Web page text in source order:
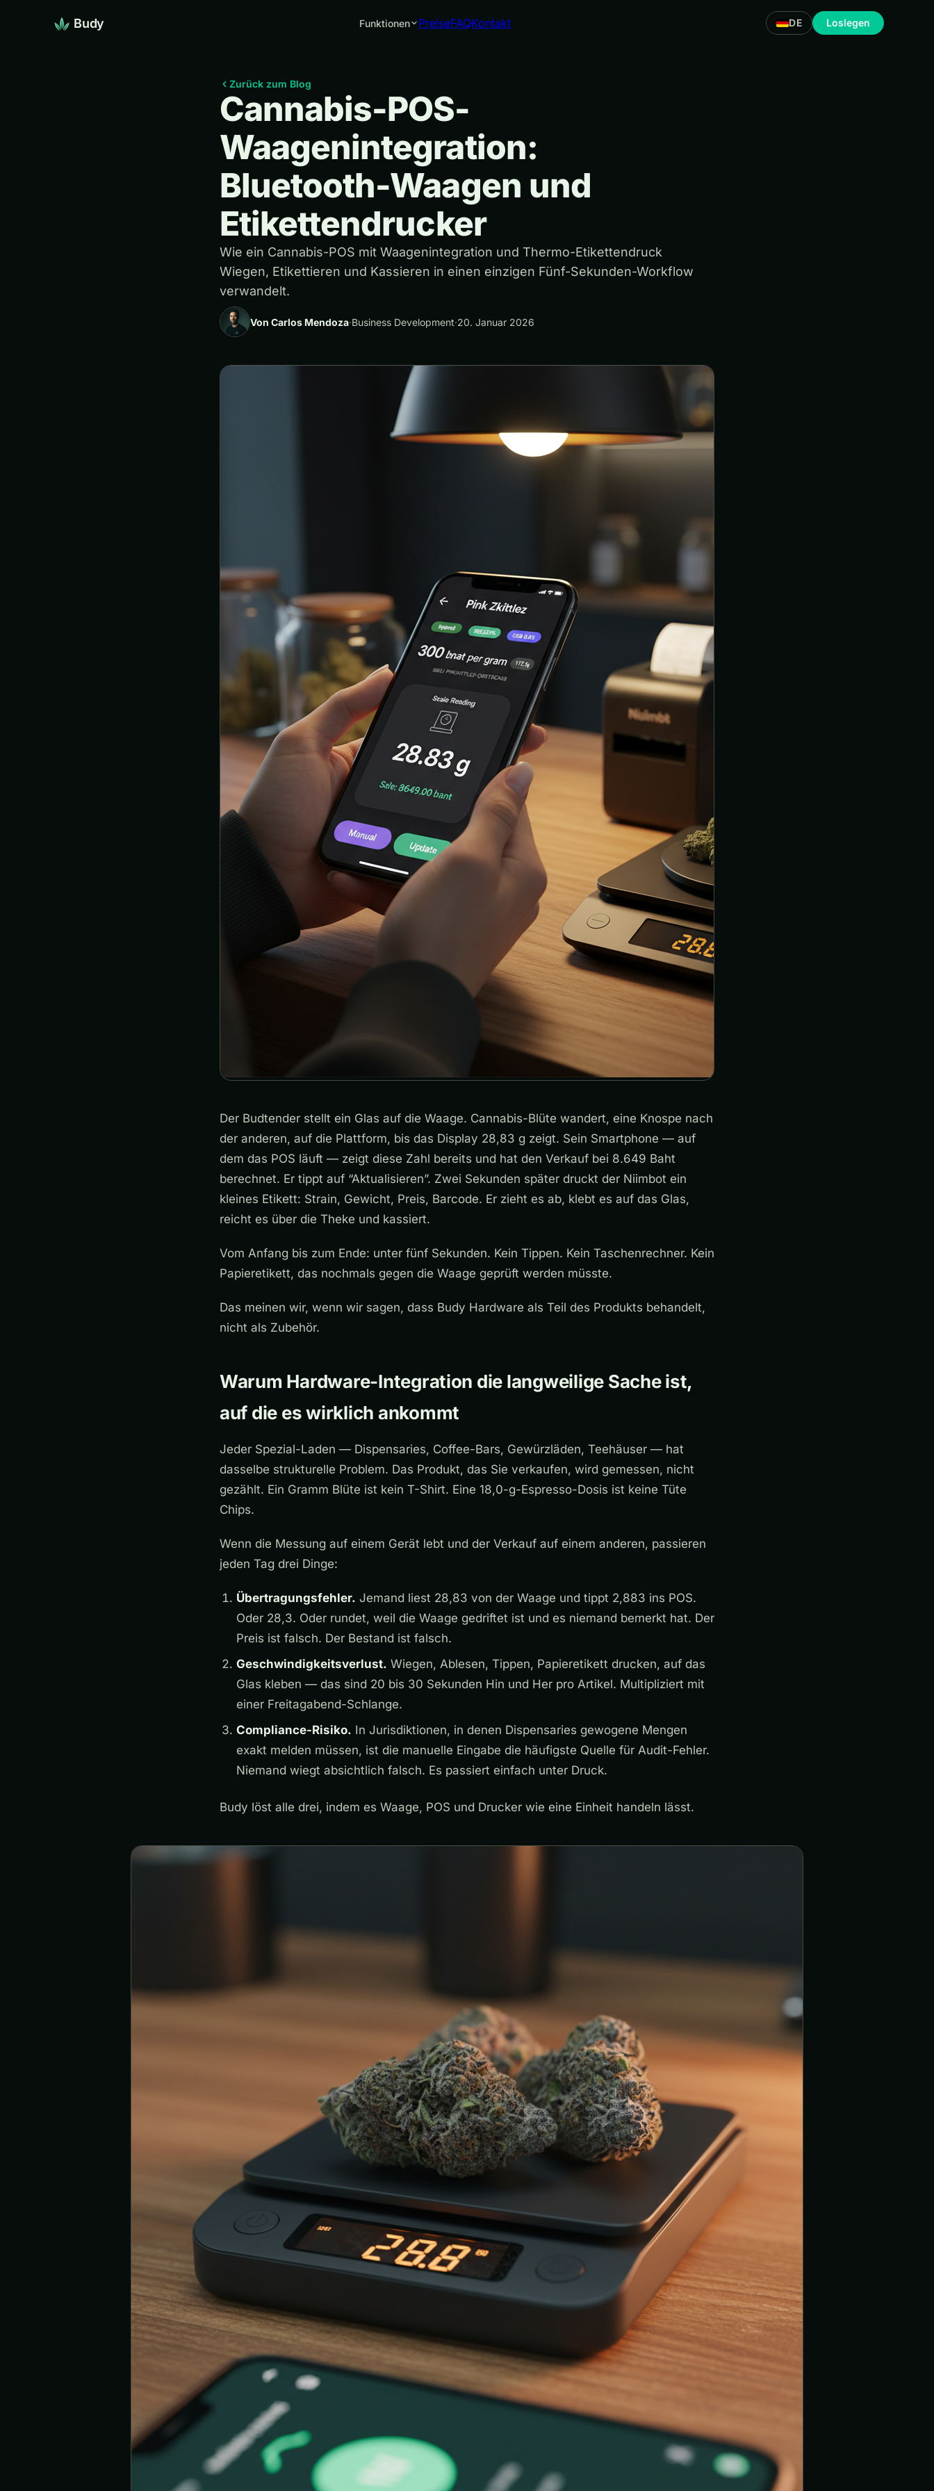
Zurück zum Blog
Cannabis-POS-
Waagenintegration:
Bluetooth-Waagen und
Etikettendrucker
Wie ein Cannabis-POS mit Waagenintegration und Thermo-Etikettendruck
Wiegen, Etikettieren und Kassieren in einen einzigen Fünf-Sekunden-Workflow
verwandelt.
Von Carlos Mendoza·Business Development·20. Januar 2026
Der Budtender stellt ein Glas auf die Waage. Cannabis-Blüte wandert, eine Knospe nach
der anderen, auf die Plattform, bis das Display 28,83 g zeigt. Sein Smartphone — auf
dem das POS läuft — zeigt diese Zahl bereits und hat den Verkauf bei 8.649 Baht
berechnet. Er tippt auf “Aktualisieren”. Zwei Sekunden später druckt der Niimbot ein
kleines Etikett: Strain, Gewicht, Preis, Barcode. Er zieht es ab, klebt es auf das Glas,
reicht es über die Theke und kassiert.
Vom Anfang bis zum Ende: unter fünf Sekunden. Kein Tippen. Kein Taschenrechner. Kein
Papieretikett, das nochmals gegen die Waage geprüft werden müsste.
Das meinen wir, wenn wir sagen, dass Budy Hardware als Teil des Produkts behandelt,
nicht als Zubehör.
Warum Hardware-Integration die langweilige Sache ist,
auf die es wirklich ankommt
Jeder Spezial-Laden — Dispensaries, Coffee-Bars, Gewürzläden, Teehäuser — hat
dasselbe strukturelle Problem. Das Produkt, das Sie verkaufen, wird gemessen, nicht
gezählt. Ein Gramm Blüte ist kein T-Shirt. Eine 18,0-g-Espresso-Dosis ist keine Tüte
Chips.
Wenn die Messung auf einem Gerät lebt und der Verkauf auf einem anderen, passieren
jeden Tag drei Dinge:
Übertragungsfehler. Jemand liest 28,83 von der Waage und tippt 2,883 ins POS.
Oder 28,3. Oder rundet, weil die Waage gedriftet ist und es niemand bemerkt hat. Der
Preis ist falsch. Der Bestand ist falsch.
Geschwindigkeitsverlust. Wiegen, Ablesen, Tippen, Papieretikett drucken, auf das
Glas kleben — das sind 20 bis 30 Sekunden Hin und Her pro Artikel. Multipliziert mit
einer Freitagabend-Schlange.
Compliance-Risiko. In Jurisdiktionen, in denen Dispensaries gewogene Mengen
exakt melden müssen, ist die manuelle Eingabe die häufigste Quelle für Audit-Fehler.
Niemand wiegt absichtlich falsch. Es passiert einfach unter Druck.
Budy löst alle drei, indem es Waage, POS und Drucker wie eine Einheit handeln lässt.
Budy Funktionen PreiseFAQKontakt DE Loslegen